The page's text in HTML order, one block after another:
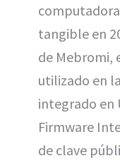
tangible en
de Mebromi,
utilizado en
integrado en
Firmware
de clave